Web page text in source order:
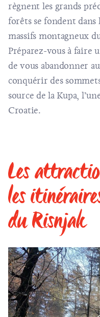
règnent les grands
forêts se fondent dans
massifs montagneux
Préparez-vous à faire
de vous abandonner
conquérir des
source de la Kupa,
Croatie.
Les
les
du Risnjak